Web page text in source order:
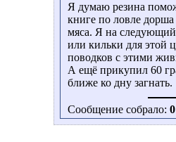
Я думаю резина
книге по ловле дорша
мяса. Я на следующий
или кильки для этой
поводков с этими
А ещё прикупил 60
ближе ко дну загнать.
Сообщение собрало: 0